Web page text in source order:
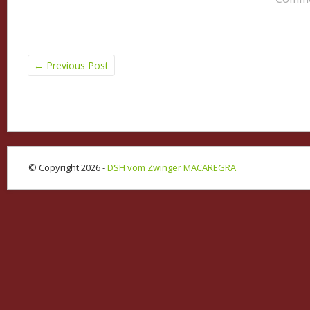
← Previous Post
© Copyright 2026 -DSH vom Zwinger MACAREGRA